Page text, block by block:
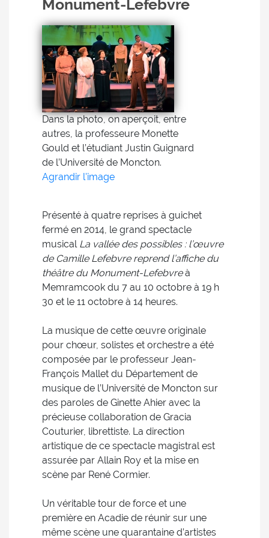
Monument-Lefebvre
Dans la photo, on aperçoit, entre
autres, la professeure Monette
Gould et l’étudiant Justin Guignard
de l’Université de Moncton.
Agrandir l'image
Présenté à quatre reprises à guichet
fermé en 2014, le grand spectacle
musical La vallée des possibles : l’œuvre
de Camille Lefebvre reprend l’affiche du
théâtre du Monument-Lefebvreà
Memramcook du 7 au 10 octobre à 19 h
30 et le 11 octobre à 14 heures.
La musique de cette œuvre originale
pour chœur, solistes et orchestre a été
composée par le professeur Jean-
François Mallet du Département de
musique de l’Université de Moncton sur
des paroles de Ginette Ahier avec la
précieuse collaboration de Gracia
Couturier, librettiste. La direction
artistique de ce spectacle magistral est
assurée par Allain Roy et la mise en
scène par René Cormier.
Un véritable tour de force et une
première en Acadie de réunir sur une
même scène une quarantaine d’artistes